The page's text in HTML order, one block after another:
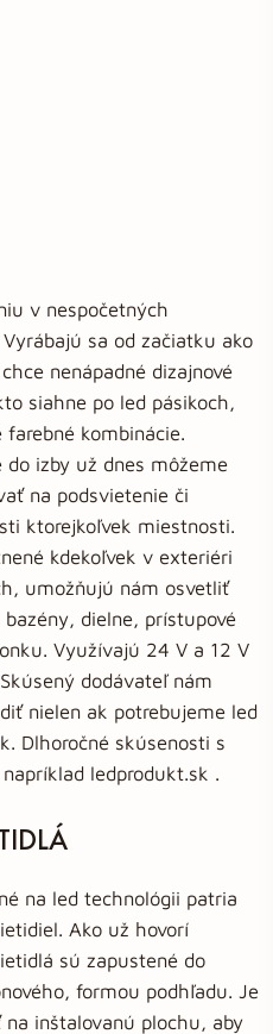
v nespočetných
sa od začiatku ako
nenápadné dizajnové
siahne po led pásikoch,
kombinácie.
izby už dnes môžeme
na podsvietenie či
ktorejkoľvek miestnosti.
kdekoľvek v exteriéri
umožňujú nám osvetliť
dielne, prístupové
Využívajú 24 V a 12 V
dodávateľ nám
nielen ak potrebujeme led
Dlhoročné skúsenosti s
ledprodukt.sk .
na led technológii patria
Ako už hovorí
sú zapustené do
formou podhľadu. Je
inštalovanú plochu, aby